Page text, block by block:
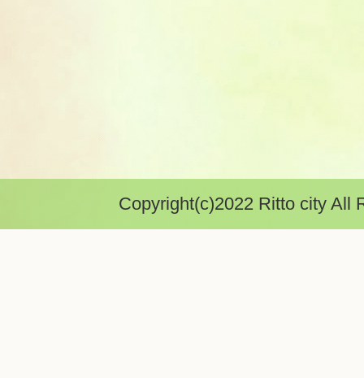
Copyright(c)2022 Ritto city All